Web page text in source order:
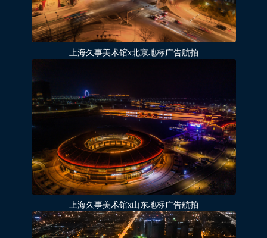
上海久事美术馆x北京地标广告航拍
上海久事美术馆x山东地标广告航拍